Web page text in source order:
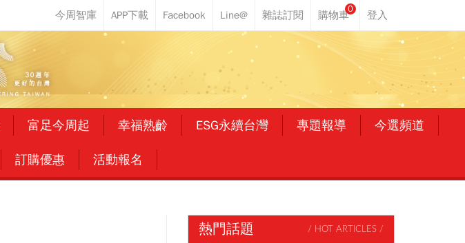
0
富足今周起 幸福熟齡 ESG永續台灣 專題報導 今選頻道
訂購優惠 活動報名
熱門話題 / HOT ARTICLES /